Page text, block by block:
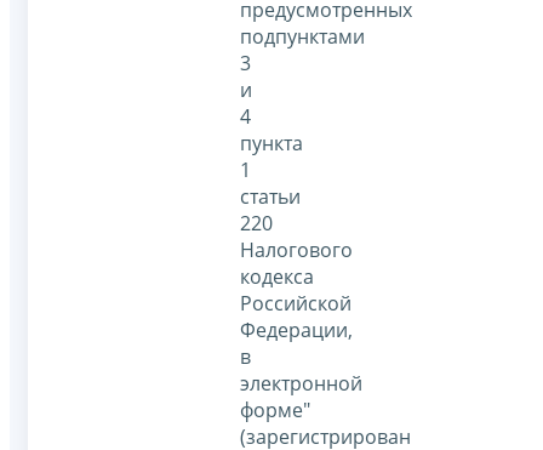
предусмотренных
подпунктами
3
и
4
пункта
1
статьи
220
Налогового
кодекса
Российской
Федерации,
в
электронной
форме"
(зарегистрирован